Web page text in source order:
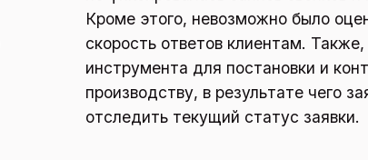
Кроме этого, невозможно было
скорость ответов клиентам.
инструмента для постановки и
производству, в результате чего
отследить текущий статус заявки.